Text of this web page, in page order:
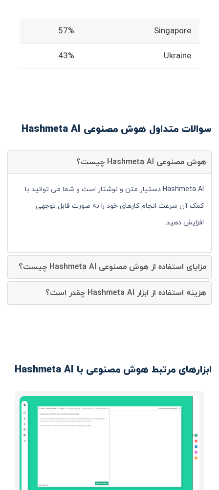
Singapore
57%
Ukraine
43%
سوالات متداول هوش مصنوعی Hashmeta AI
هوش مصنوعی Hashmeta AI چیست؟
Hashmeta AI دستیار متن و نوشتار است و شما می توانید با
کمک آن سرعت انجام کارهای خود را به صورت قابل توجهی
افزایش دهید.
مزایای استفاده از هوش مصنوعی Hashmeta AI چیست؟
هزینه استفاده از ابزار Hashmeta AI چقدر است؟
ابزارهای مرتبط هوش مصنوعی با Hashmeta AI